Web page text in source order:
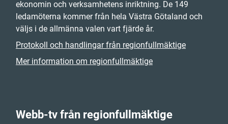
ekonomin och verksamhetens inriktning. De 149
ledamöterna kommer från hela Västra Götaland och
väljs i de allmänna valen vart fjärde år.
Protokoll och handlingar från regionfullmäktige
Mer information om regionfullmäktige
Webb-tv från regionfullmäktige